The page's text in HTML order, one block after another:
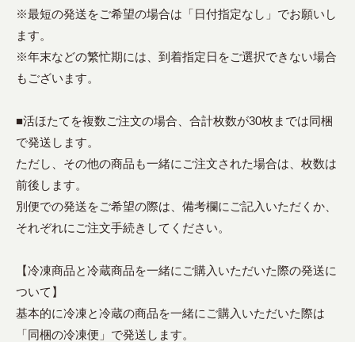
※最短の発送をご希望の場合は「日付指定なし」でお願いし
ます。
※年末などの繁忙期には、到着指定日をご選択できない場合
もございます。
■活ほたてを複数ご注文の場合、合計枚数が30枚までは同梱
で発送します。
ただし、その他の商品も一緒にご注文された場合は、枚数は
前後します。
別便での発送をご希望の際は、備考欄にご記入いただくか、
それぞれにご注文手続きしてください。
【冷凍商品と冷蔵商品を一緒にご購入いただいた際の発送に
ついて】
基本的に冷凍と冷蔵の商品を一緒にご購入いただいた際は
「同梱の冷凍便」で発送します。